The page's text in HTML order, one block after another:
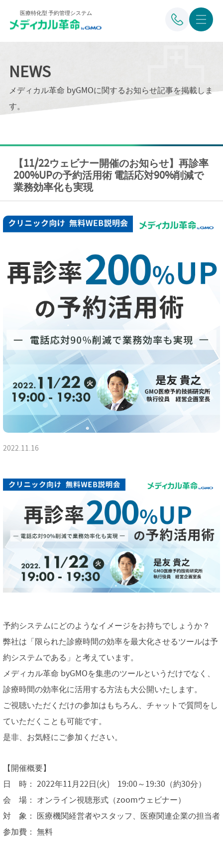
医療特化型 予約管理システム
NEWS
メディカル革命 byGMOに関するお知らせ記事を掲載しま
す。
【11/22ウェビナー開催のお知らせ】再診率
200%UPの予約活用術 電話応対90%削減で
業務効率化も実現
2022.11.16
予約システムにどのようなイメージをお持ちでしょうか？
弊社は「限られた診療時間の効率を最大化させるツールは予
約システムである」と考えています。
メディカル革命 byGMOを集患のツールというだけでなく、
診療時間の効率化に活用する方法も大公開いたします。
ご視聴いただくだけの参加はもちろん、チャットで質問をし
ていただくことも可能です。
是非、お気軽にご参加ください。
【開催概要】
日 時： 2022年11月22日(火) 19:00～19:30（約30分）
会 場： オンライン視聴形式（zoomウェビナー）
対 象： 医療機関経営者やスタッフ、医療関連企業の担当者
参加費： 無料